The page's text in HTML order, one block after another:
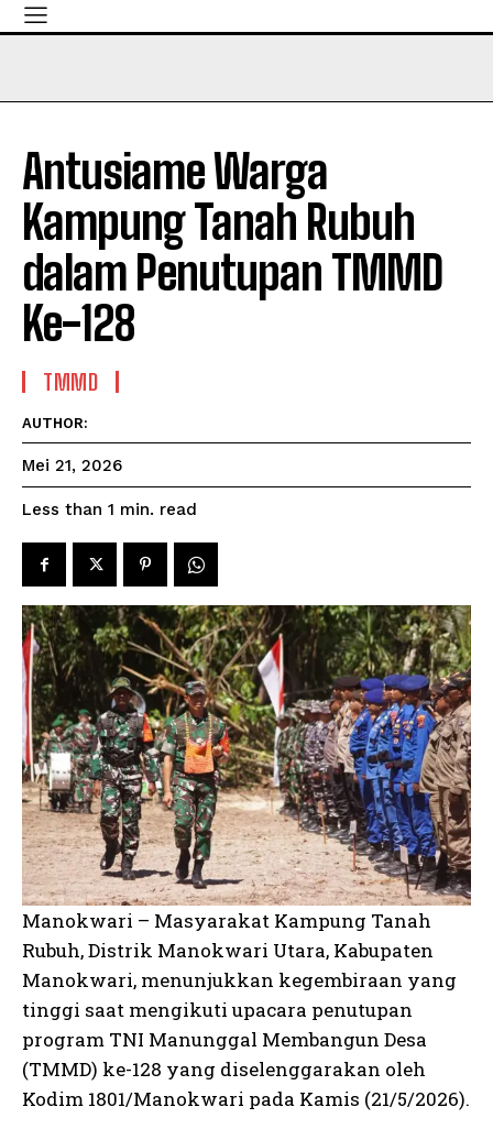
Antusiame Warga
Kampung Tanah Rubuh
dalam Penutupan TMMD
Ke-128
TMMD
AUTHOR:
Mei 21, 2026
Less than 1 min. read
Manokwari – Masyarakat Kampung Tanah
Rubuh, Distrik Manokwari Utara, Kabupaten
Manokwari, menunjukkan kegembiraan yang
tinggi saat mengikuti upacara penutupan
program TNI Manunggal Membangun Desa
(TMMD) ke-128 yang diselenggarakan oleh
Kodim 1801/Manokwari pada Kamis (21/5/2026).